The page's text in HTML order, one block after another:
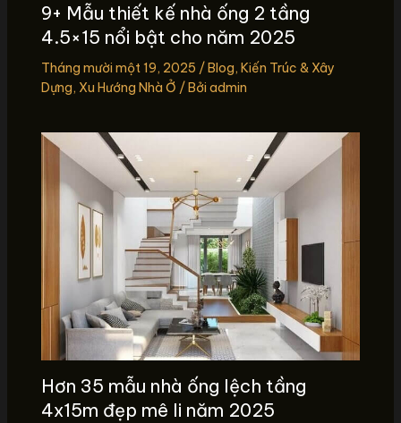
9+ Mẫu thiết kế nhà ống 2 tầng
4.5×15 nổi bật cho năm 2025
Tháng mười một 19, 2025 /Blog, Kiến Trúc & Xây
Dựng, Xu Hướng Nhà Ở / Bởi admin
Hơn 35 mẫu nhà ống lệch tầng
4x15m đẹp mê li năm 2025